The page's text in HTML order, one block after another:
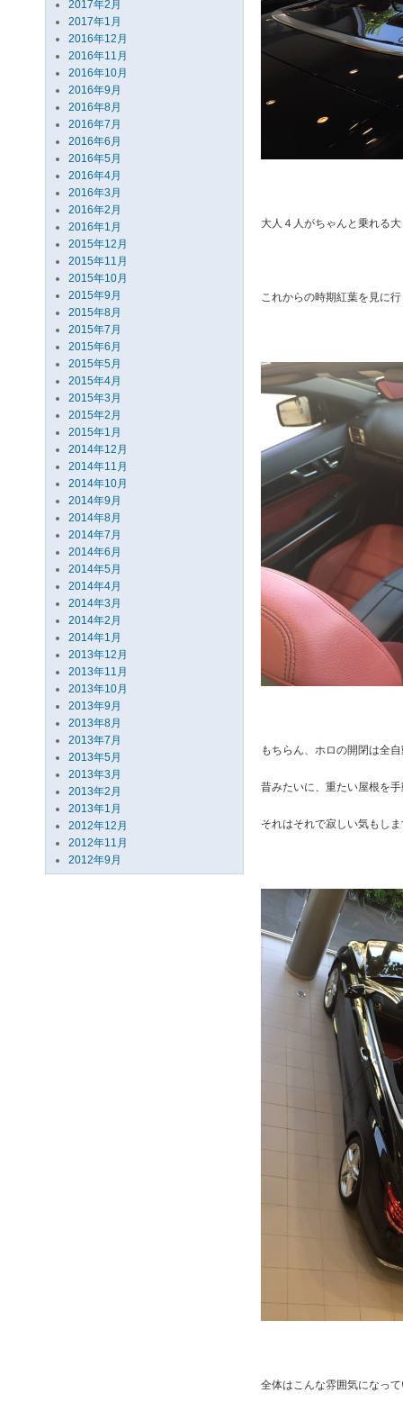
2017年2月
2017年1月
2016年12月
2016年11月
2016年10月
2016年9月
2016年8月
2016年7月
2016年6月
2016年5月
2016年4月
2016年3月
2016年2月
2016年1月
2015年12月
2015年11月
2015年10月
2015年9月
2015年8月
2015年7月
2015年6月
2015年5月
2015年4月
2015年3月
2015年2月
2015年1月
2014年12月
2014年11月
2014年10月
2014年9月
2014年8月
2014年7月
2014年6月
2014年5月
2014年4月
2014年3月
2014年2月
2014年1月
2013年12月
2013年11月
2013年10月
2013年9月
2013年8月
2013年7月
2013年5月
2013年3月
2013年2月
2013年1月
2012年12月
2012年11月
2012年9月
大人４人がちゃんと乗れる
これからの時期紅葉を見に
もちらん、ホロの開閉は全
昔みたいに、重たい屋根を
それはそれで寂しい気もし
全体はこんな雰囲気になっ